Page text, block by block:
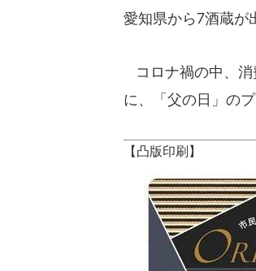
愛知県から7酒蔵が
コロナ禍の中、消
に、「父の日」の
【凸版印刷】